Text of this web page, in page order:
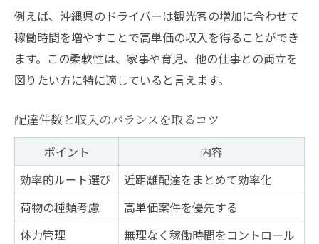
例えば、沖縄県のドライバーは観光客の増加に合わせて
稼働時間を増やすことで高単価の収入を得ることができ
ます。この柔軟性は、家事や育児、他の仕事との両立を
図りたい方に特に適していると言えます。
配達件数と収入のバランスを取るコツ
ポイント
内容
効率的ルート選び
近距離配達をまとめて効率化
荷物の種類考慮
高単価案件を優先する
体力管理
無理なく稼働時間をコントロール